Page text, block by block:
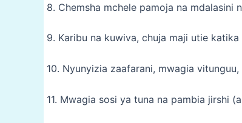
8. Chemsha mchele pamoja na mdalasini
9. Karibu na kuwiva, chuja maji utie
10. Nyunyizia zaafarani, mwagia
11. Mwagia sosi ya tuna na pambia jirshi